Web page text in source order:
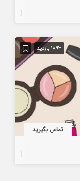
1893 بازدید
تماس بگیرید